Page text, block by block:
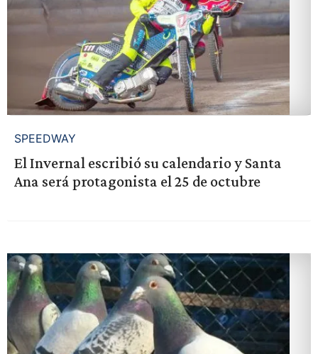
SPEEDWAY
El Invernal escribió su calendario y Santa
Ana será protagonista el 25 de octubre